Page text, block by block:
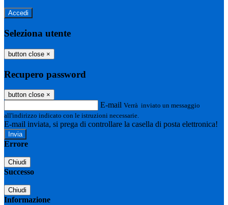
Seleziona utente
button close ×
Recupero password
button close ×
E-mail Verrà inviato un messaggio
all'indirizzo indicato con le istruzioni necessarie.
E-mail inviata, si prega di controllare la casella di posta elettronica!
Errore
Chiudi
Successo
Chiudi
Informazione